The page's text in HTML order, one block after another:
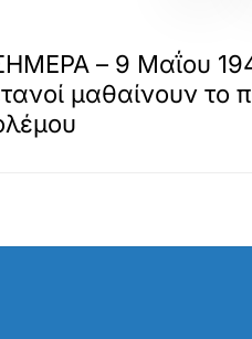
– 9 Μαΐου
μαθαίνουν το